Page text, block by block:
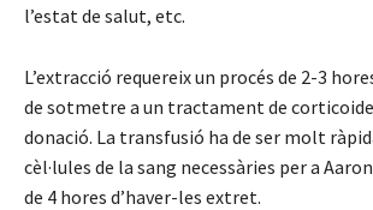
l’estat de salut, etc.
L’extracció requereix un procés de 2-3
de sotmetre a un tractament de
donació. La transfusió ha de ser molt
cèl·lules de la sang necessàries per a
de 4 hores d’haver-les extret.